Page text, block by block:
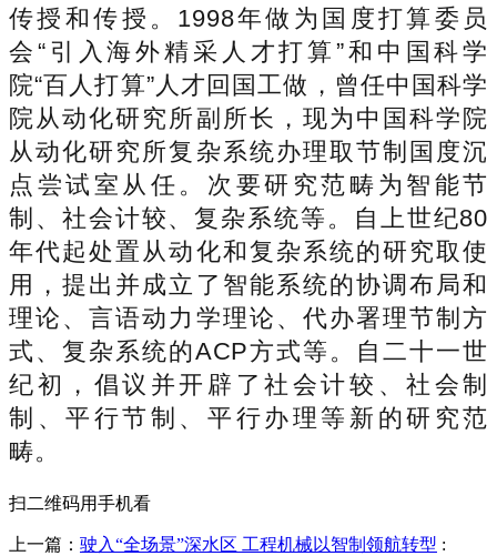
传授和传授。1998年做为国度打算委员
会“引入海外精采人才打算”和中国科学
院“百人打算”人才回国工做，曾任中国科学
院从动化研究所副所长，现为中国科学院
从动化研究所复杂系统办理取节制国度沉
点尝试室从任。次要研究范畴为智能节
制、社会计较、复杂系统等。自上世纪80
年代起处置从动化和复杂系统的研究取使
用，提出并成立了智能系统的协调布局和
理论、言语动力学理论、代办署理节制方
式、复杂系统的ACP方式等。自二十一世
纪初，倡议并开辟了社会计较、社会制
制、平行节制、平行办理等新的研究范
畴。
扫二维码用手机看
上一篇： 驶入“全场景”深水区 工程机械以智制领航转型 :